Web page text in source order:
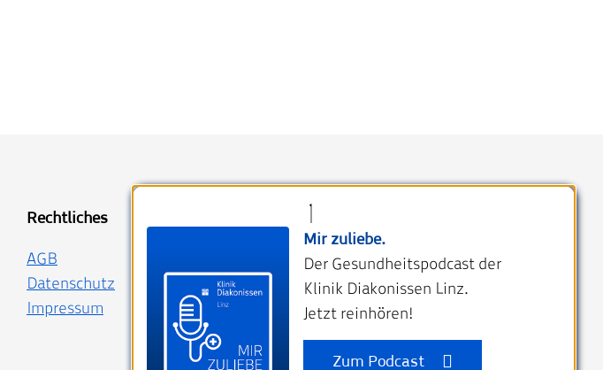
Rechtliches
AGB
Datenschutz
Impressum
Kontakt
Klinik Diakonissen Linz
Weißenwolffstraße 15
4020 Linz, Austria
+43 732 76 750
Mir zuliebe.
Der Gesundheitspodcast der
Klinik Diakonissen Linz.
Jetzt reinhören!
Zum Podcast